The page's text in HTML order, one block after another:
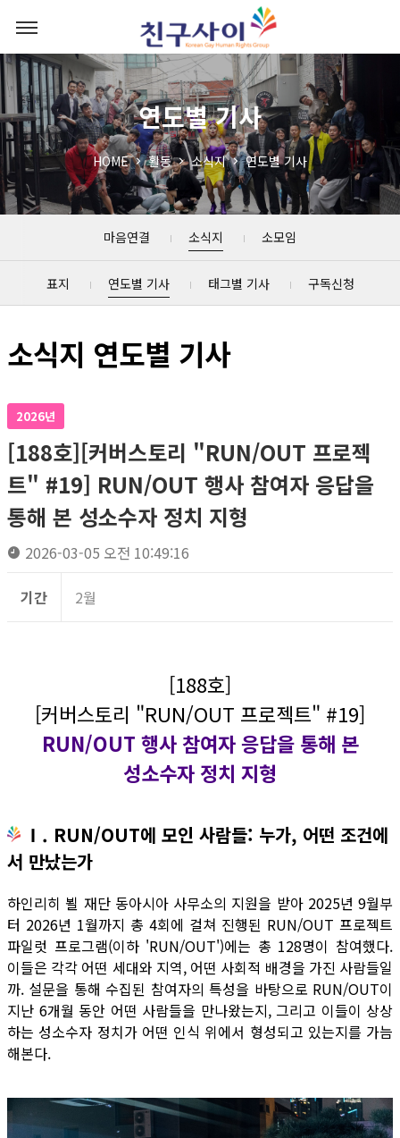
연도별 기사
HOME 활동 소식지 연도별 기사
마음연결 소식지 소모임
표지 연도별 기사 태그별 기사 구독신청
소식지 연도별 기사
2026년
[188호][커버스토리 "RUN/OUT 프로젝
트" #19] RUN/OUT 행사 참여자 응답을
통해 본 성소수자 정치 지형
2026-03-05 오전 10:49:16
기간 2월
[188호]
[커버스토리 "RUN/OUT 프로젝트" #19]
RUN/OUT 행사 참여자 응답을 통해 본
성소수자 정치 지형
Ⅰ. RUN/OUT에 모인 사람들: 누가, 어떤 조건에
서 만났는가
하인리히 뵐 재단 동아시아 사무소의 지원을 받아 2025년 9월부
터 2026년 1월까지 총 4회에 걸쳐 진행된 RUN/OUT 프로젝트
파일럿 프로그램(이하 'RUN/OUT')에는 총 128명이 참여했다.
이들은 각각 어떤 세대와 지역, 어떤 사회적 배경을 가진 사람들일
까. 설문을 통해 수집된 참여자의 특성을 바탕으로 RUN/OUT이
지난 6개월 동안 어떤 사람들을 만나왔는지, 그리고 이들이 상상
하는 성소수자 정치가 어떤 인식 위에서 형성되고 있는지를 가늠
해본다.